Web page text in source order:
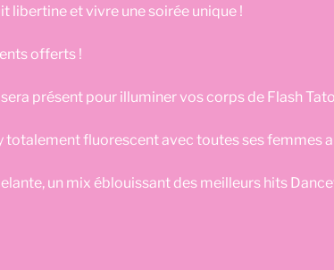
libertine et vivre une soirée unique !
offerts !
présent pour illuminer vos corps de Flash
totalement fluorescent avec toutes ses femmes
un mix éblouissant des meilleurs hits